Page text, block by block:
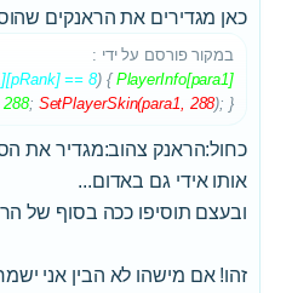
כאן מגדירים את הראנקים
במקור פורסם על ידי :
== 8) { PlayerInfo[para1]
288; SetPlayerSkin(para1, 288); }
כחול:הראנק צהוב:מגדיר את
אותו אידי גם באדום...
ובעצם תוסיפו ככה בסוף של
זהו! אם מישהו לא הבין אני